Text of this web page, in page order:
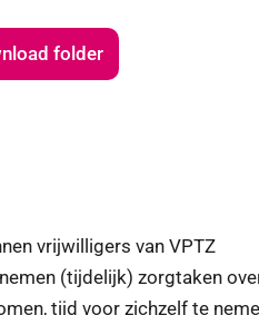
folder
vrijwilligers van VPTZ
(tijdelijk) zorgtaken
tijd voor zichzelf te